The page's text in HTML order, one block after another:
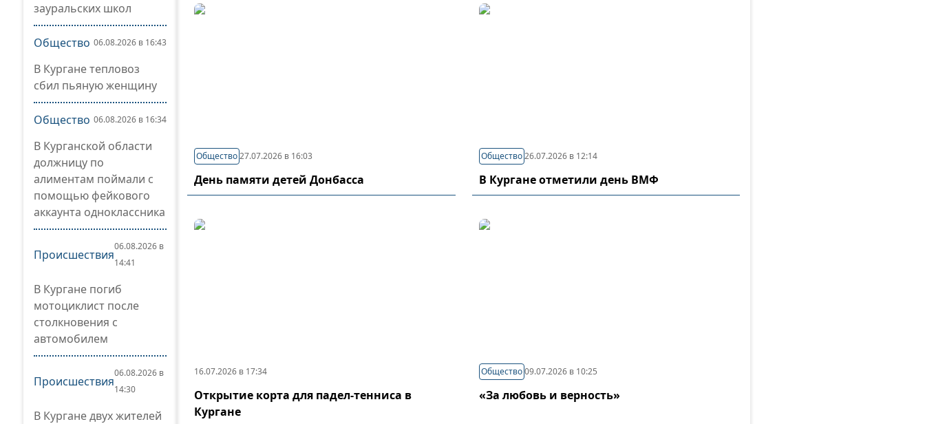
зауральских школ
Общество 06.08.2026 в 16:43
В Кургане тепловоз
сбил пьяную женщину
Общество 06.08.2026 в 16:34
В Курганской области
должницу по
алиментам поймали с
помощью фейкового
аккаунта одноклассника
Происшествия
06.08.2026 в
14:41
В Кургане погиб
мотоциклист после
столкновения с
автомобилем
Происшествия
06.08.2026 в
14:30
В Кургане двух жителей
Общество27.07.2026 в 16:03
День памяти детей Донбасса
Общество 26.07.2026 в 12:14
В Кургане отметили день ВМФ
16.07.2026 в 17:34
Открытие корта для падел-тенниса в
Кургане
Общество 09.07.2026 в 10:25
«За любовь и верность»